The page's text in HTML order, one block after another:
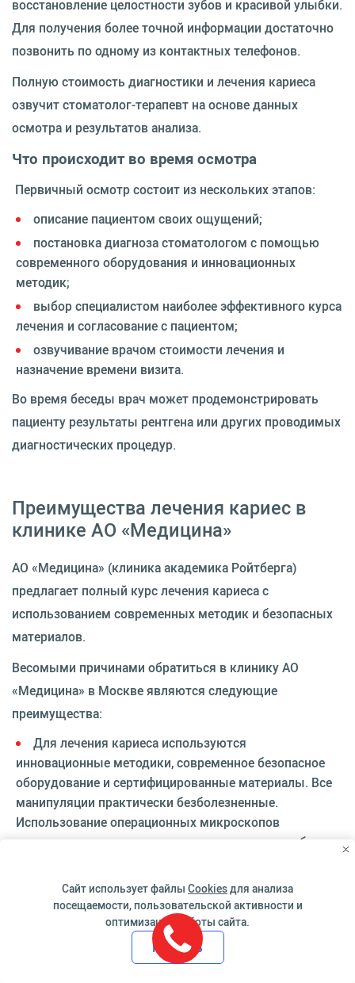
восстановление целостности зубов и красивой улыбки.
Для получения более точной информации достаточно
позвонить по одному из контактных телефонов.
Полную стоимость диагностики и лечения кариеса
озвучит стоматолог-терапевт на основе данных
осмотра и результатов анализа.
Что происходит во время осмотра
Первичный осмотр состоит из нескольких этапов:
описание пациентом своих ощущений;
постановка диагноза стоматологом с помощью
современного оборудования и инновационных
методик;
выбор специалистом наиболее эффективного курса
лечения и согласование с пациентом;
озвучивание врачом стоимости лечения и
назначение времени визита.
Во время беседы врач может продемонстрировать
пациенту результаты рентгена или других проводимых
диагностических процедур.
Преимущества лечения кариес в
клинике АО «Медицина»
АО «Медицина» (клиника академика Ройтберга)
предлагает полный курс лечения кариеса с
использованием современных методик и безопасных
материалов.
Весомыми причинами обратиться в клинику АО
«Медицина» в Москве являются следующие
преимущества:
Для лечения кариеса используются
инновационные методики, современное безопасное
оборудование и сертифицированные материалы. Все
манипуляции практически безболезненные.
Использование операционных микроскопов
позволяет максимально точно выполнять лечебные
Комплексное обследование проводится на
первичном приеме, после чего стоматолог-терапевт
предлагает план лечения кариеса.Клиника предлагает
услуги лечения кариеса у детей с использованием
лучших анестетиков, полностью исключающих
Сайт использует файлы Cookiesдля анализа
посещаемости, пользовательской активности и
оптимизации работы сайта.
Принять